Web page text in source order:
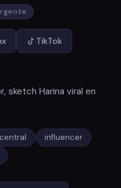
TikTok
sketch Harina viral en
influencer